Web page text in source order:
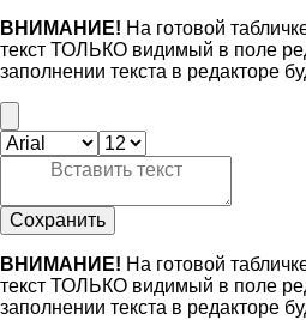
ВНИМАНИЕ! На готовой
текст ТОЛЬКО видимый в поле
заполнении текста в редакторе
Сохранить
ВНИМАНИЕ! На готовой
текст ТОЛЬКО видимый в поле
заполнении текста в редакторе